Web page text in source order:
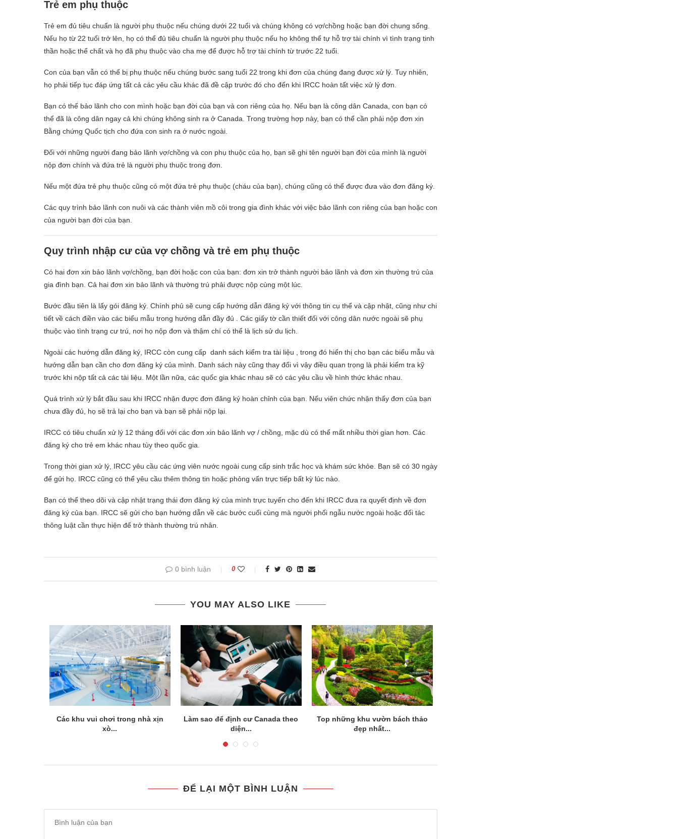
Trẻ em phụ thuộc
Trẻ em đủ tiêu chuẩn là người phụ thuộc nếu chúng dưới 22 tuổi và chúng không có vợ/chồng hoặc bạn đời chung sống.
Nếu họ từ 22 tuổi trở lên, họ có thể đủ tiêu chuẩn là người phụ thuộc nếu họ không thể tự hỗ trợ tài chính vì tình trạng tinh
thần hoặc thể chất và họ đã phụ thuộc vào cha mẹ để được hỗ trợ tài chính từ trước 22 tuổi.
Con của bạn vẫn có thể bị phụ thuộc nếu chúng bước sang tuổi 22 trong khi đơn của chúng đang được xử lý. Tuy nhiên,
họ phải tiếp tục đáp ứng tất cả các yêu cầu khác đã đề cập trước đó cho đến khi IRCC hoàn tất việc xử lý đơn.
Bạn có thể bảo lãnh cho con mình hoặc bạn đời của bạn và con riêng của họ. Nếu bạn là công dân Canada, con bạn có
thể đã là công dân ngay cả khi chúng không sinh ra ở Canada. Trong trường hợp này, bạn có thể cần phải nộp đơn xin
Bằng chứng Quốc tịch cho đứa con sinh ra ở nước ngoài.
Đối với những người đang bảo lãnh vợ/chồng và con phụ thuộc của họ, bạn sẽ ghi tên người bạn đời của mình là người
nộp đơn chính và đứa trẻ là người phụ thuộc trong đơn.
Nếu một đứa trẻ phụ thuộc cũng có một đứa trẻ phụ thuộc (cháu của bạn), chúng cũng có thể được đưa vào đơn đăng ký.
Các quy trình bảo lãnh con nuôi và các thành viên mồ côi trong gia đình khác với việc bảo lãnh con riêng của bạn hoặc con
của người bạn đời của bạn.
Quy trình nhập cư của vợ chồng và trẻ em phụ thuộc
Có hai đơn xin bảo lãnh vợ/chồng, bạn đời hoặc con của bạn: đơn xin trở thành người bảo lãnh và đơn xin thường trú của
gia đình bạn. Cả hai đơn xin bảo lãnh và thường trú phải được nộp cùng một lúc.
Bước đầu tiên là lấy gói đăng ký. Chính phủ sẽ cung cấp hướng dẫn đăng ký với thông tin cụ thể và cập nhật, cũng như chi
tiết về cách điền vào các biểu mẫu trong hướng dẫn đầy đủ . Các giấy tờ cần thiết đối với công dân nước ngoài sẽ phụ
thuộc vào tình trạng cư trú, nơi họ nộp đơn và thậm chí có thể là lịch sử du lịch.
Ngoài các hướng dẫn đăng ký, IRCC còn cung cấp danh sách kiểm tra tài liệu , trong đó hiển thị cho bạn các biểu mẫu và
hướng dẫn bạn cần cho đơn đăng ký của mình. Danh sách này cũng thay đổi vì vậy điều quan trọng là phải kiểm tra kỹ
trước khi nộp tất cả các tài liệu. Một lần nữa, các quốc gia khác nhau sẽ có các yêu cầu về hình thức khác nhau.
Quá trình xử lý bắt đầu sau khi IRCC nhận được đơn đăng ký hoàn chỉnh của bạn. Nếu viên chức nhận thấy đơn của bạn
chưa đầy đủ, họ sẽ trả lại cho bạn và bạn sẽ phải nộp lại.
IRCC có tiêu chuẩn xử lý 12 tháng đối với các đơn xin bảo lãnh vợ / chồng, mặc dù có thể mất nhiều thời gian hơn. Các
đăng ký cho trẻ em khác nhau tùy theo quốc gia.
Trong thời gian xử lý, IRCC yêu cầu các ứng viên nước ngoài cung cấp sinh trắc học và khám sức khỏe. Bạn sẽ có 30 ngày
để gửi họ. IRCC cũng có thể yêu cầu thêm thông tin hoặc phỏng vấn trực tiếp bất kỳ lúc nào.
Bạn có thể theo dõi và cập nhật trạng thái đơn đăng ký của mình trực tuyến cho đến khi IRCC đưa ra quyết định về đơn
đăng ký của bạn. IRCC sẽ gửi cho bạn hướng dẫn về các bước cuối cùng mà người phối ngẫu nước ngoài hoặc đối tác
thông luật cần thực hiện để trở thành thường trú nhân.
0 bình luận 0
YOU MAY ALSO LIKE
Các khu vui chơi trong nhà xịn
xò...
Làm sao để định cư Canada theo
diện...
Top những khu vườn bách thảo
đẹp nhất...
ĐỂ LẠI MỘT BÌNH LUẬN